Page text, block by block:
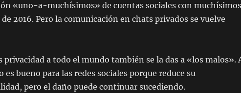
«uno-a-muchísimos» de cuentas sociales con muchísimos
2016. Pero la comunicación en chats privados se vuelve
privacidad a todo el mundo también se la das a «los malos».
es bueno para las redes sociales porque reduce su
pero el daño puede continuar sucediendo.